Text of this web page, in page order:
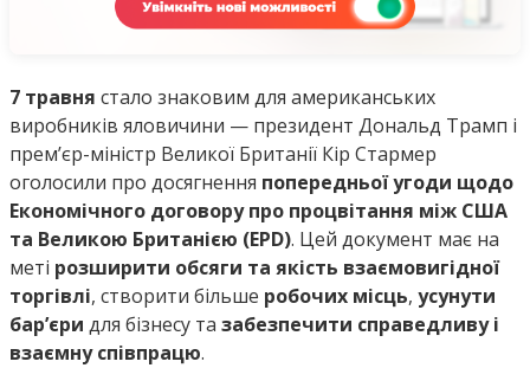
7 травня стало знаковим для американських
виробників яловичини — президент Дональд Трамп і
прем’єр-міністр Великої Британії Кір Стармер
оголосили про досягнення попередньої угоди щодо
Економічного договору про процвітання між США
та Великою Британією (EPD). Цей документ має на
меті розширити обсяги та якість взаємовигідної
торгівлі, створити більше робочих місць, усунути
бар’єри для бізнесу та забезпечити справедливу і
взаємну співпрацю.